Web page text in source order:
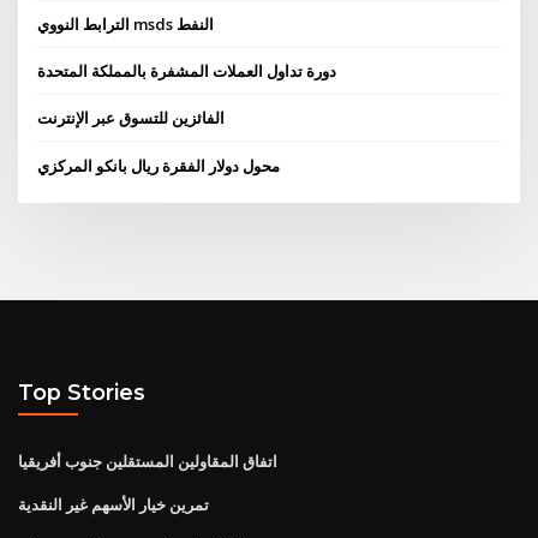
الترابط النووي msds النفط
دورة تداول العملات المشفرة بالمملكة المتحدة
الفائزين للتسوق عبر الإنترنت
محول دولار الفقرة ريال بانكو المركزي
Top Stories
اتفاق المقاولين المستقلين جنوب أفريقيا
تمرين خيار الأسهم غير النقدية